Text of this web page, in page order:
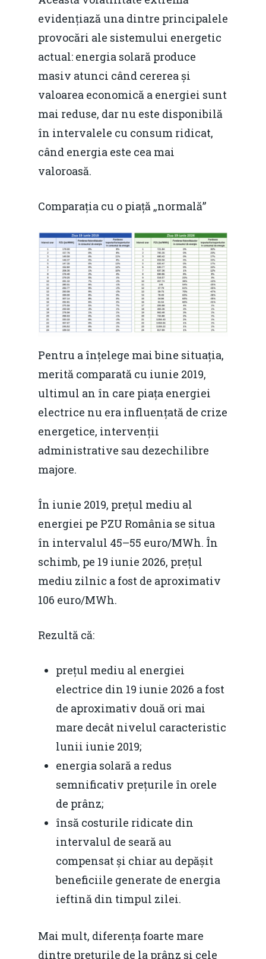
evidențiază una dintre principalele
provocări ale sistemului energetic
actual: energia solară produce
masiv atunci când cererea și
valoarea economică a energiei sunt
mai reduse, dar nu este disponibilă
în intervalele cu consum ridicat,
când energia este cea mai
valoroasă.
Comparația cu o piață „normală”
Pentru a înțelege mai bine situația,
merită comparată cu iunie 2019,
ultimul an în care piața energiei
electrice nu era influențată de crize
energetice, intervenții
administrative sau dezechilibre
majore.
În iunie 2019, prețul mediu al
energiei pe PZU România se situa
în intervalul 45–55 euro/MWh. În
schimb, pe 19 iunie 2026, prețul
mediu zilnic a fost de aproximativ
106 euro/MWh.
Rezultă că:
prețul mediu al energiei
electrice din 19 iunie 2026 a fost
de aproximativ două ori mai
mare decât nivelul caracteristic
lunii iunie 2019;
energia solară a redus
semnificativ prețurile în orele
de prânz;
însă costurile ridicate din
intervalul de seară au
compensat și chiar au depășit
beneficiile generate de energia
ieftină din timpul zilei.
Mai mult, diferența foarte mare
dintre prețurile de la prânz și cele